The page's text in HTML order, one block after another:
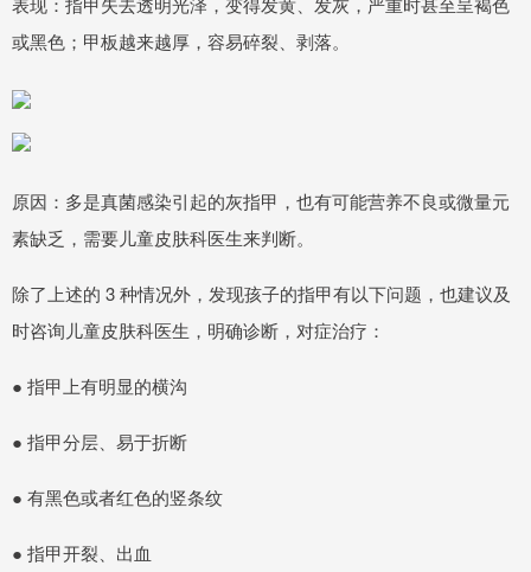
或黑色；甲板越来越厚，容易碎裂、剥落。
原因：多是真菌感染引起的灰指甲，也有可能营养不良或微量元
素缺乏，需要儿童皮肤科医生来判断。
除了上述的 3 种情况外，发现孩子的指甲有以下问题，也建议及
时咨询儿童皮肤科医生，明确诊断，对症治疗：
● 指甲上有明显的横沟
● 指甲分层、易于折断
● 有黑色或者红色的竖条纹
● 指甲开裂、出血